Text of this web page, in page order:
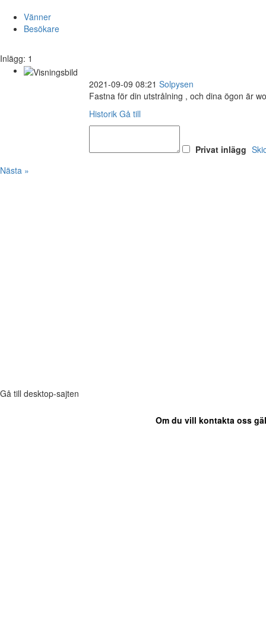
Vänner
Besökare
Inlägg: 1
2021-09-09 08:21 Solpysen
Fastna för din utstrålning , och dina ögon är
Historik Gå till
Privat inlägg
Nästa »
Gå till desktop-sajten
Om du vill kontakta oss